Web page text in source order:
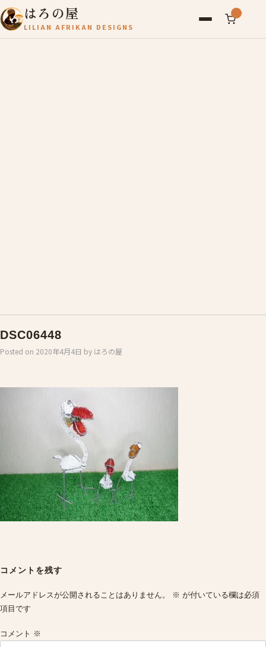
はろの屋
LILIAN AFRIKAN DESIGNS
DSC06448
Posted on 2020年4月4日 by はろの屋
navigation
コメントを残す
メールアドレスが公開されることはありません。 ※ が付いている欄は必須
項目です
コメント ※